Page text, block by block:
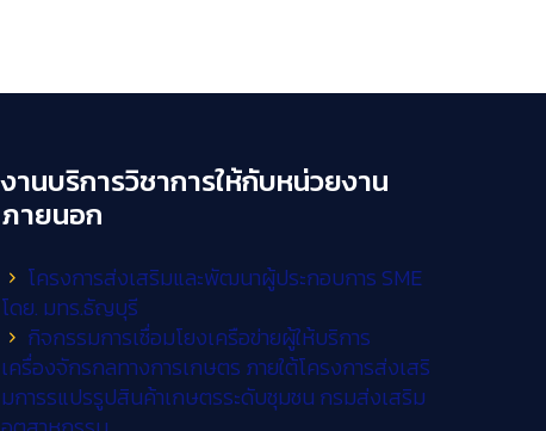
งานบริการวิชาการให้กับหน่วยงาน
ภายนอก
โครงการส่งเสริมและพัฒนาผู้ประกอบการ SME
โดย. มทร.ธัญบุรี
กิจกรรมการเชื่อมโยงเครือข่ายผู้ให้บริการ
เครื่องจักรกลทางการเกษตร ภายใต้โครงการส่งเสริ
มการรแปรรูปสินค้าเกษตรระดับชุมชน กรมส่งเสริม